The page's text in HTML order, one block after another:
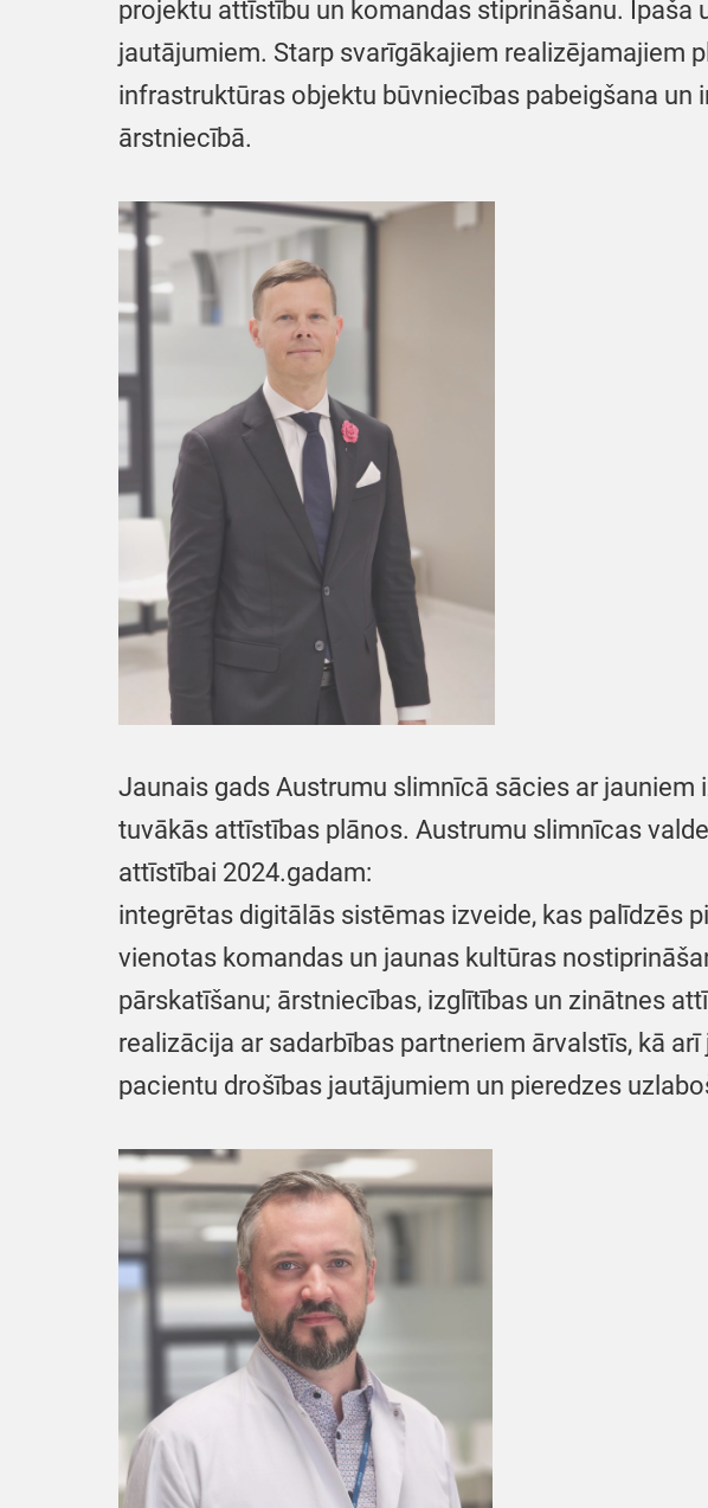
projektu attīstību un komandas stiprināšanu.
jautājumiem. Starp svarīgākajiem realizējamajiem
infrastruktūras objektu būvniecības pabeigšana
ārstniecībā.
Jaunais gads Austrumu slimnīcā sācies ar
tuvākās attīstības plānos. Austrumu slimnīcas
attīstībai 2024.gadam:
integrētas digitālās sistēmas izveide, kas palīdzēs
vienotas komandas un jaunas kultūras
pārskatīšanu; ārstniecības, izglītības un zinātnes
realizācija ar sadarbības partneriem ārvalstīs, kā
pacientu drošības jautājumiem un pieredzes